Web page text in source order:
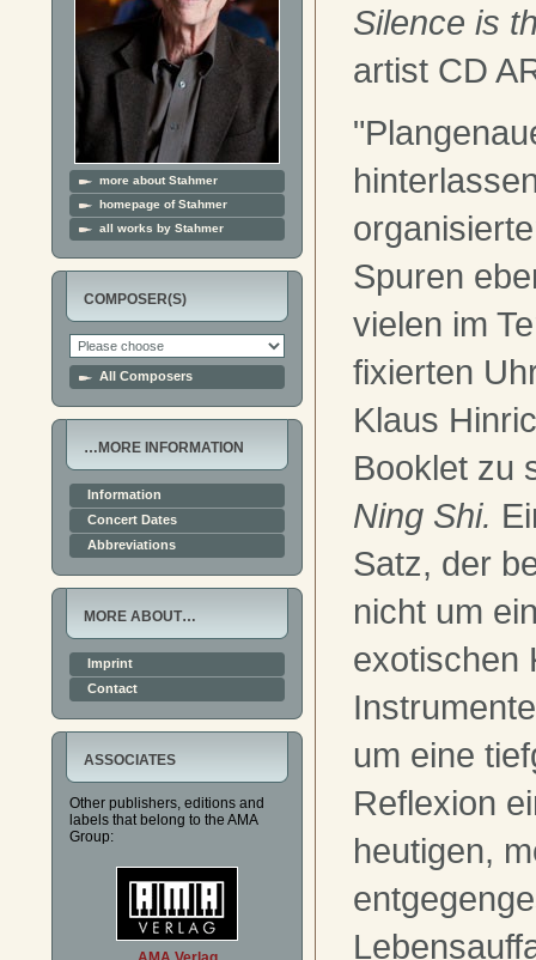
more about Stahmer
homepage of Stahmer
all works by Stahmer
COMPOSER(S)
All Composers
…MORE INFORMATION
Information
Concert Dates
Abbreviations
MORE ABOUT…
Imprint
Contact
ASSOCIATES
Other publishers, editions and
labels that belong to the AMA
Group:
Silence is
artist CD
Spuren
vielen im
fixierten
Klaus
Booklet zu
Ning Shi.
Satz, der
nicht um
exotischen
um eine
Reflexion
heutigen,